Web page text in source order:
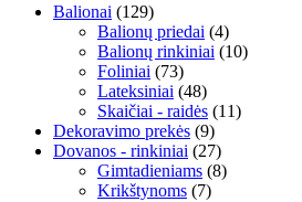
Balionai (129)
Balionų priedai (4)
Balionų rinkiniai (10)
Foliniai (73)
Lateksiniai (48)
Skaičiai - raidės (11)
Dekoravimo prekės (9)
Dovanos - rinkiniai (27)
Gimtadieniams (8)
Krikštynoms (7)